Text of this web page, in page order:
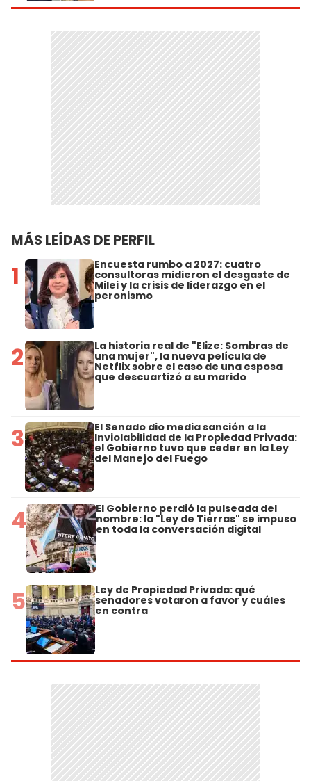
MÁS LEÍDAS DE PERFIL
1 Encuesta rumbo a 2027: cuatro
consultoras midieron el desgaste de
Milei y la crisis de liderazgo en el
peronismo
2 La historia real de "Elize: Sombras de
una mujer", la nueva película de
Netflix sobre el caso de una esposa
que descuartizó a su marido
3 El Senado dio media sanción a la
Inviolabilidad de la Propiedad Privada:
el Gobierno tuvo que ceder en la Ley
del Manejo del Fuego
4 El Gobierno perdió la pulseada del
nombre: la "Ley de Tierras" se impuso
en toda la conversación digital
5 Ley de Propiedad Privada: qué
senadores votaron a favor y cuáles
en contra